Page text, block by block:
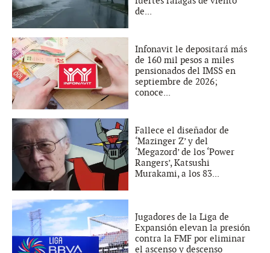
de...
Infonavit le depositará más
de 160 mil pesos a miles
pensionados del IMSS en
septiembre de 2026;
conoce...
Fallece el diseñador de
‘Mazinger Z’ y del
‘Megazord’ de los ‘Power
Rangers’, Katsushi
Murakami, a los 83...
Jugadores de la Liga de
Expansión elevan la presión
contra la FMF por eliminar
el ascenso y descenso